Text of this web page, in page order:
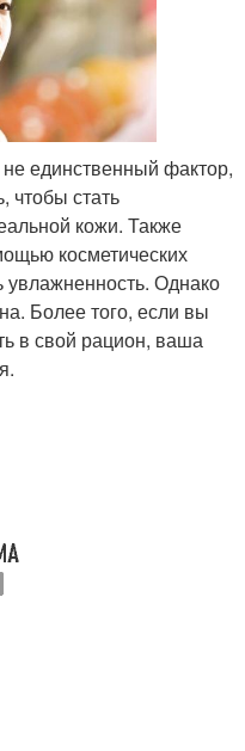
единственный фактор,
чтобы стать
кожи. Также
косметических
увлажненность. Однако
Более того, если вы
в свой рацион, ваша